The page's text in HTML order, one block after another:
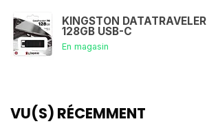
KINGSTON DATATRAVELER
128GB USB-C
En magasin
VU(S) RÉCEMMENT